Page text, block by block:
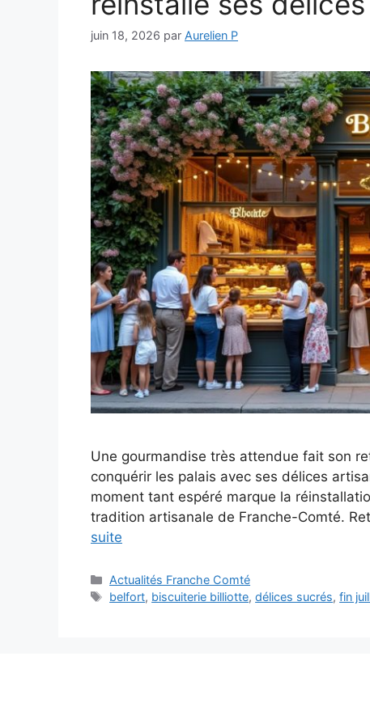
juin 18, 2026 par Aurelien P
Une gourmandise très attendue fait son
conquérir les palais avec ses délices
moment tant espéré marque la
tradition artisanale de Franche-Comté.
suite
Catégories
Actualités Franche Comté
Étiquettes
belfort, biscuiterie billiotte,délices sucrés,fin